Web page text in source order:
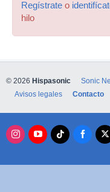
Regístrate o
hilo
© 2026 Hispasonic Sonic
Avisos legales
Contacto